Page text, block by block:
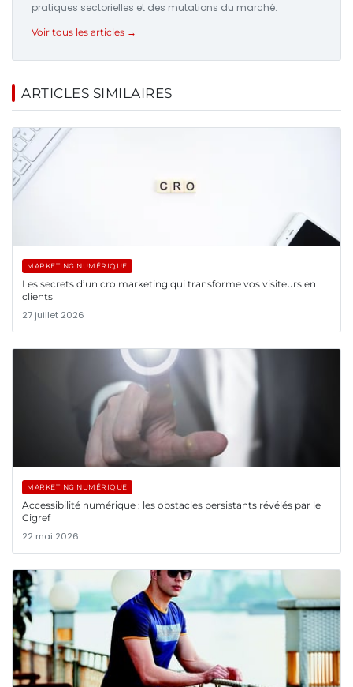
pratiques sectorielles et des mutations du marché.
Voir tous les articles →
ARTICLES SIMILAIRES
MARKETING NUMÉRIQUE
Les secrets d’un cro marketing qui transforme vos visiteurs en
clients
27 juillet 2026
MARKETING NUMÉRIQUE
Accessibilité numérique : les obstacles persistants révélés par le
Cigref
22 mai 2026